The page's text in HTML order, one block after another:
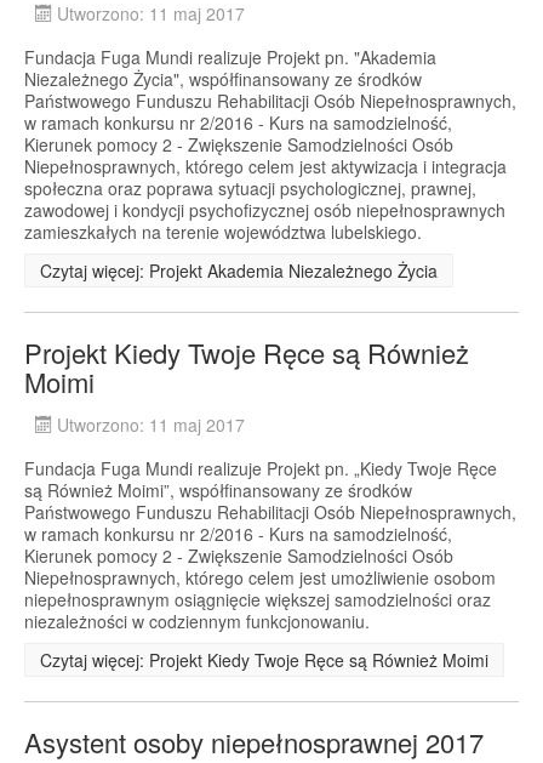
Utworzono: 11 maj 2017
Fundacja Fuga Mundi realizuje Projekt pn. "Akademia
Niezależnego Życia", współfinansowany ze środków
Państwowego Funduszu Rehabilitacji Osób Niepełnosprawnych,
w ramach konkursu nr 2/2016 - Kurs na samodzielność,
Kierunek pomocy 2 - Zwiększenie Samodzielności Osób
Niepełnosprawnych, którego celem jest aktywizacja i integracja
społeczna oraz poprawa sytuacji psychologicznej, prawnej,
zawodowej i kondycji psychofizycznej osób niepełnosprawnych
zamieszkałych na terenie województwa lubelskiego.
Czytaj więcej: Projekt Akademia Niezależnego Życia
Projekt Kiedy Twoje Ręce są Również
Moimi
Utworzono: 11 maj 2017
Fundacja Fuga Mundi realizuje Projekt pn. „Kiedy Twoje Ręce
są Również Moimi”, współfinansowany ze środków
Państwowego Funduszu Rehabilitacji Osób Niepełnosprawnych,
w ramach konkursu nr 2/2016 - Kurs na samodzielność,
Kierunek pomocy 2 - Zwiększenie Samodzielności Osób
Niepełnosprawnych, którego celem jest umożliwienie osobom
niepełnosprawnym osiągnięcie większej samodzielności oraz
niezależności w codziennym funkcjonowaniu.
Czytaj więcej: Projekt Kiedy Twoje Ręce są Również Moimi
Asystent osoby niepełnosprawnej 2017